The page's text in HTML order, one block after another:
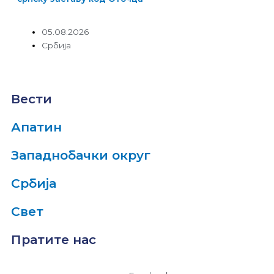
05.08.2026
Србија
Вести
Апатин
Западнобачки округ
Србија
Свет
Пратите нас